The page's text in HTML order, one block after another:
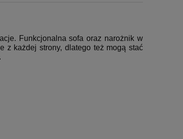
Funkcjonalna sofa oraz narożnik w
z każdej strony, dlatego też mogą stać